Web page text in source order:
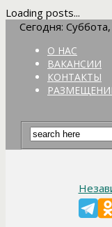
Loading posts...
Сегодня:
О НАС
ВАКАНСИИ
КОНТАКТЫ